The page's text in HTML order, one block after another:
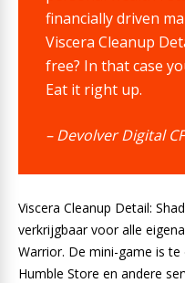
financially driven
Viscera Cleanup
free? In that case
Eat it right up.
– Devolver Digital
Viscera Cleanup Detail:
verkrijgbaar voor alle
Warrior. De mini-game is
Humble Store en andere